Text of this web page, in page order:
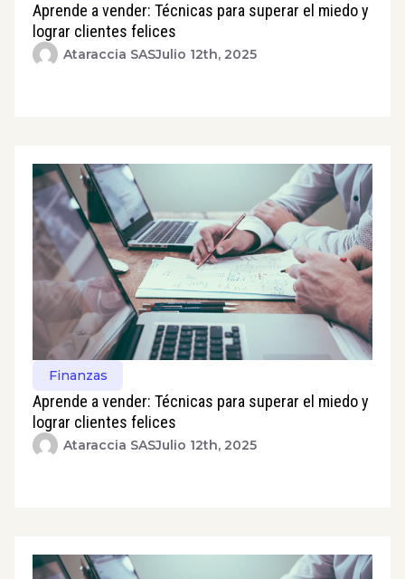
Aprende a vender: Técnicas para superar el miedo y
lograr clientes felices
Ataraccia SASJulio 12th, 2025
Finanzas
Aprende a vender: Técnicas para superar el miedo y
lograr clientes felices
Ataraccia SASJulio 12th, 2025